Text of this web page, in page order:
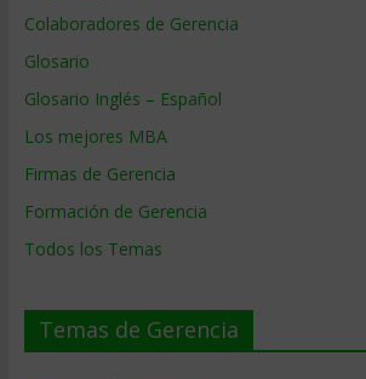
Colaboradores de Gerencia
Glosario
Glosario Inglés – Español
Los mejores MBA
Firmas de Gerencia
Formación de Gerencia
Todos los Temas
Temas de Gerencia